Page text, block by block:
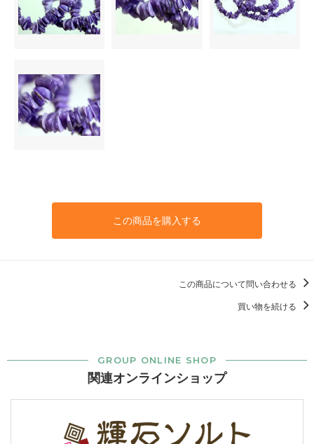
この商品を購入する
この商品について問い合わせる
買い物を続ける
GROUP ONLINE SHOP
関連オンラインショップ